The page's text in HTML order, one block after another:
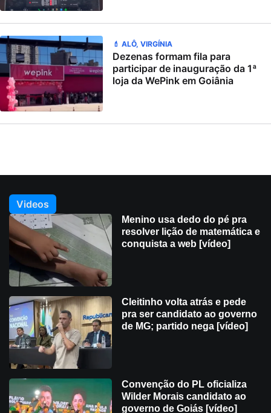
💄 ALÔ, VIRGÍNIA
Dezenas formam fila para
participar de inauguração da 1ª
loja da WePink em Goiânia
Videos
Menino usa dedo do pé pra
resolver lição de matemática e
conquista a web [vídeo]
Cleitinho volta atrás e pede
pra ser candidato ao governo
de MG; partido nega [vídeo]
Convenção do PL oficializa
Wilder Morais candidato ao
governo de Goiás [vídeo]